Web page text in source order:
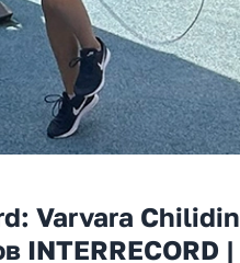
Varvara
INTERRECORD